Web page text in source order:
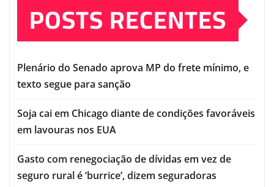
POSTS RECENTES
Plenário do Senado aprova MP do frete mínimo, e
texto segue para sanção
Soja cai em Chicago diante de condições favoráveis
em lavouras nos EUA
Gasto com renegociação de dívidas em vez de
seguro rural é ‘burrice’, dizem seguradoras